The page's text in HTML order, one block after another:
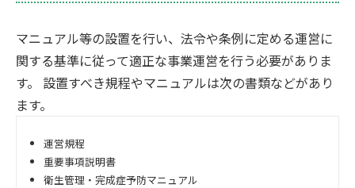
マニュアル等の設置を行い、法令や条例に定める運営に
関する基準に従って適正な事業運営を行う必要がありま
す。 設置すべき規程やマニュアルは次の書類などがあり
ます。
運営規程
重要事項説明書
衛生管理・完成症予防マニュアル